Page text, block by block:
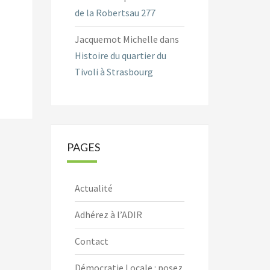
de la Robertsau 277
Jacquemot Michelle dans
Histoire du quartier du
Tivoli à Strasbourg
PAGES
Actualité
Adhérez à l’ADIR
Contact
Démocratie Locale : posez